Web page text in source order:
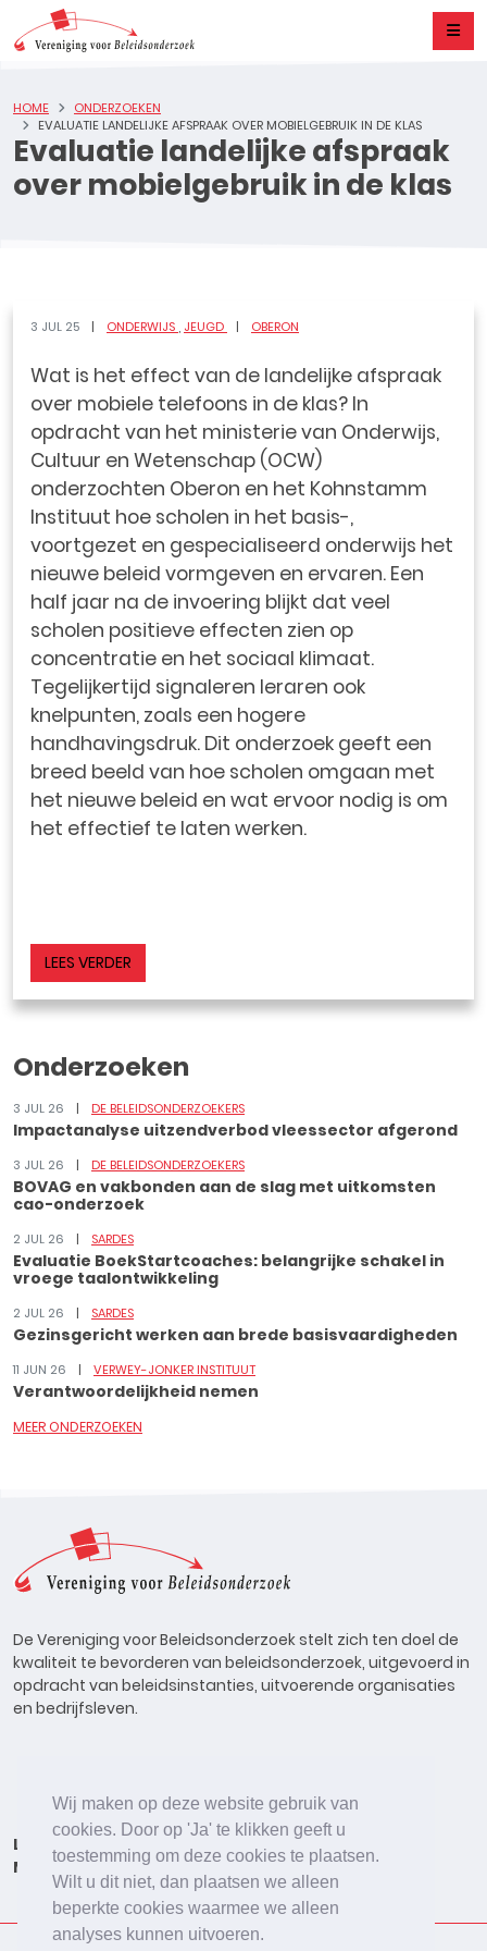
Wij maken op deze website gebruik van
cookies. Door op 'Ja' te klikken geeft u
toestemming om deze cookies te plaatsen.
Wilt u dit niet, dan plaatsen we alleen
beperkte cookies waarmee we alleen
analyses kunnen uitvoeren.
Evaluatie landelijke afspraak
over mobielgebruik in de klas
HOME
ONDERZOEKEN
EVALUATIE LANDELIJKE AFSPRAAK OVER MOBIELGEBRUIK IN DE KLAS
3 JUL 25 ONDERWIJS JEUGD OBERON
Wat is het effect van de landelijke afspraak
over mobiele telefoons in de klas? In
opdracht van het ministerie van Onderwijs,
Cultuur en Wetenschap (OCW)
onderzochten Oberon en het Kohnstamm
Instituut hoe scholen in het basis-,
voortgezet en gespecialiseerd onderwijs het
nieuwe beleid vormgeven en ervaren. Een
half jaar na de invoering blijkt dat veel
scholen positieve effecten zien op
concentratie en het sociaal klimaat.
Tegelijkertijd signaleren leraren ook
knelpunten, zoals een hogere
handhavingsdruk. Dit onderzoek geeft een
breed beeld van hoe scholen omgaan met
het nieuwe beleid en wat ervoor nodig is om
het effectief te laten werken.
LEES VERDER
Onderzoeken
3 JUL 26 DE BELEIDSONDERZOEKERS
Impactanalyse uitzendverbod vleessector afgerond
3 JUL 26 DE BELEIDSONDERZOEKERS
BOVAG en vakbonden aan de slag met uitkomsten
cao-onderzoek
2 JUL 26 SARDES
Evaluatie BoekStartcoaches: belangrijke schakel in
vroege taalontwikkeling
2 JUL 26 SARDES
Gezinsgericht werken aan brede basisvaardigheden
11 JUN 26 VERWEY-JONKER INSTITUUT
Verantwoordelijkheid nemen
MEER ONDERZOEKEN
De Vereniging voor Beleidsonderzoek stelt zich ten doel de
kwaliteit te bevorderen van beleidsonderzoek, uitgevoerd in
opdracht van beleidsinstanties, uitvoerende organisaties
en bedrijfsleven.
Lid worden Onderzoeken Agenda
Vacatures
Meldpunt Beleidsonderzoek Online